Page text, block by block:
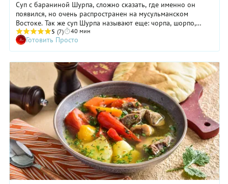
Суп с бараниной Шурпа, сложно сказать, где именно он
появился, но очень распространен на мусульманском
Востоке. Так же суп Шурпа называют еще: чорпа, шорпо,
сорпа, а в Молдавии и на Балканах, — чорба. Сколько стран,
столько и рецептов. Мы взяли основные ингредиенты – это
мясо, а именно баранину (но можно готовить и на
говядине), морковь, лук и картофель, а также специи и
приготовили суп, так как готовили его в нашей семье.
5 (7) 40 мин
Готовить Просто